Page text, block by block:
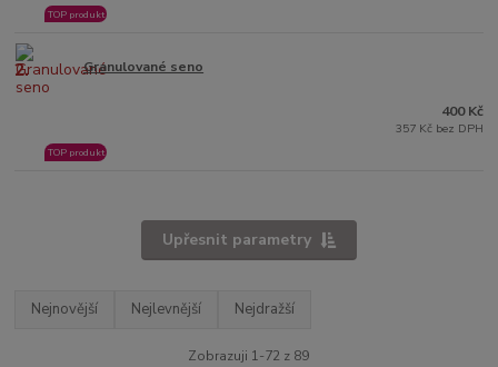
TOP produkt
2. Granulované seno
TOP produkt
400 Kč
357 Kč bez DPH
Upřesnit parametry
Nejnovější Nejlevnější Nejdražší
Zobrazuji 1-72 z 89